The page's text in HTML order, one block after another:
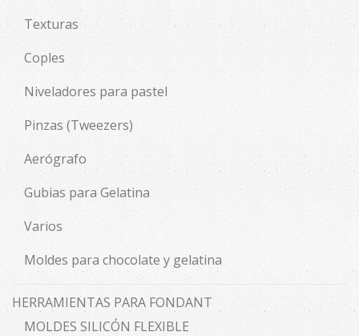
Texturas
Coples
Niveladores para pastel
Pinzas (Tweezers)
Aerógrafo
Gubias para Gelatina
Varios
Moldes para chocolate y gelatina
HERRAMIENTAS PARA FONDANT
MOLDES SILICÓN FLEXIBLE